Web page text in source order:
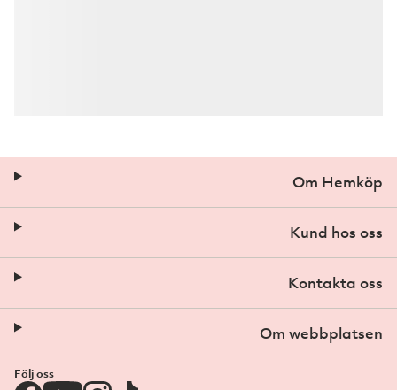
Om Hemköp
Kund hos oss
Kontakta oss
Om webbplatsen
Följ oss